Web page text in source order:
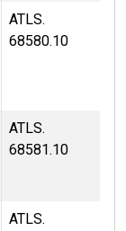
ATLS.
68580.10
ATLS.
68581.10
ATLS.